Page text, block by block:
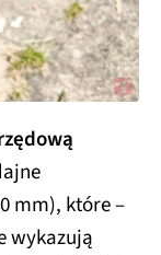
mm), które –
wykazują